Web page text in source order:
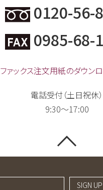
0120-56-
0985-68-
ファックス注文用紙のダウンロ
電話受付（土日祝休）
9:30～17:00
SIGN UP